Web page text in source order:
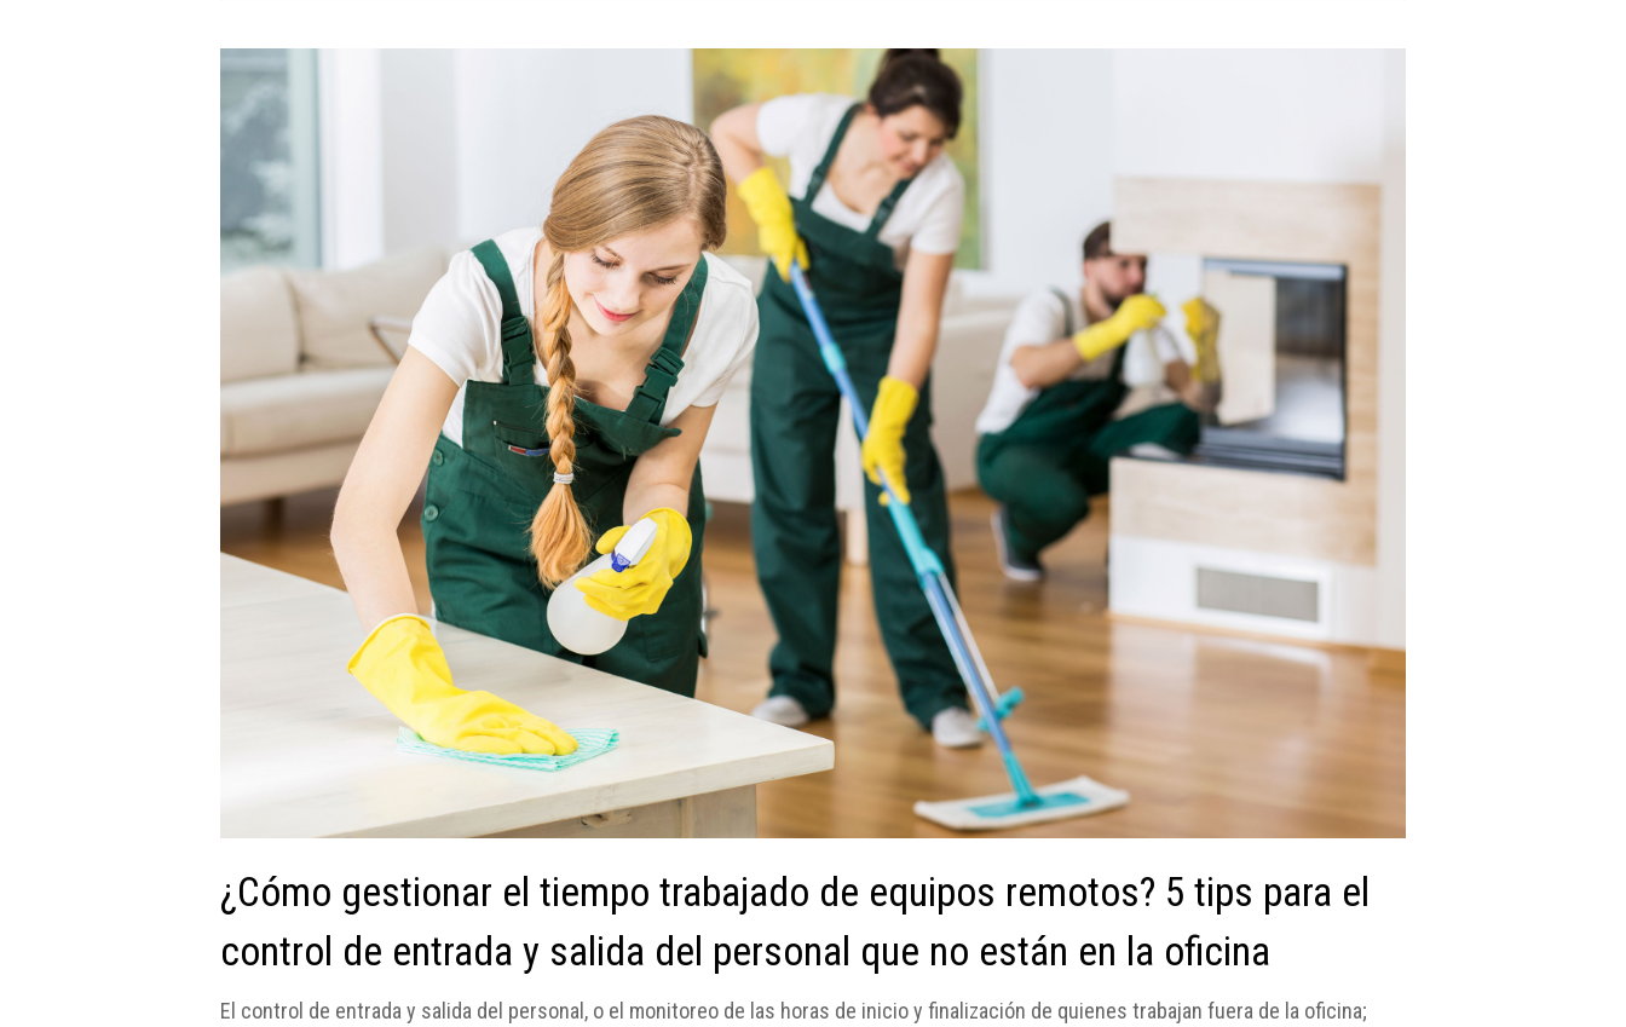
¿Cómo gestionar el tiempo trabajado de equipos remotos? 5 tips para el
control de entrada y salida del personal que no están en la oficina
El control de entrada y salida del personal, o el monitoreo de las horas de inicio y finalización de quienes trabajan fuera de la oficina;